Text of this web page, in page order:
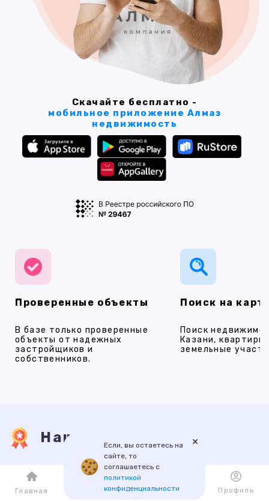
Скачайте бесплатно -
мобильное приложение Алмаз
недвижимость
Проверенные объекты
В базе только проверенные
объекты от надежных
застройщиков и
собственников.
Поиск на
Поиск
Казани,
земельные
Наши услуги
ПРОДАЖА АРЕНДА НОВОСТРОЙКИ ИПОТЕКА
Если, вы остаетесь на
сайте, то
соглашаетесь с
политикой
конфиденциальности
×
Главная Каталог Избранное Профиль